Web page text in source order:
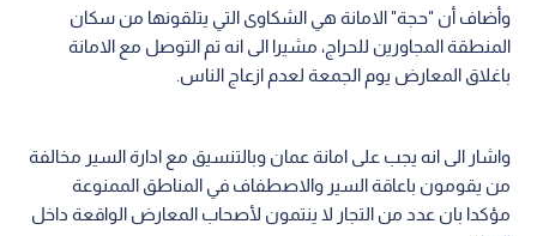
وأضاف أن "حجة" الامانة هي الشكاوى التي يتلقونها من سكان
المنطقة المجاورين للحراج، مشيرا الى انه تم التوصل مع الامانة
باغلاق المعارض يوم الجمعة لعدم ازعاج الناس.
واشار الى انه يجب على امانة عمان وبالتنسيق مع ادارة السير مخالفة
من يقومون باعاقة السير والاصطفاف في المناطق الممنوعة
مؤكدا بان عدد من التجار لا ينتمون لأصحاب المعارض الواقعة داخل